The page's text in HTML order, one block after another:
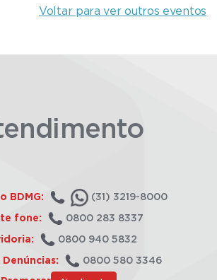
Voltar para ver outros eventos
BDMG: (31) 3219-8000
fone: 0800 283 8337
0800 940 5832
Denúncias: 0800 580 3346